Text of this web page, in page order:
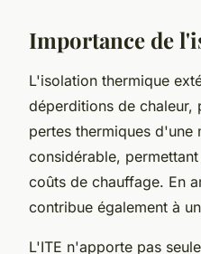
Importance de
L'isolation thermique
déperditions de chaleur,
pertes thermiques
considérable,
coûts de chauffage. En
contribue également à
L'ITE n'apporte pas